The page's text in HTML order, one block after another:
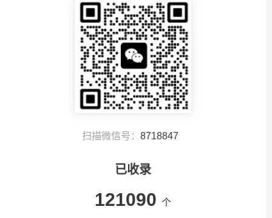
扫描微信号： 8718847
已收录
121090 个